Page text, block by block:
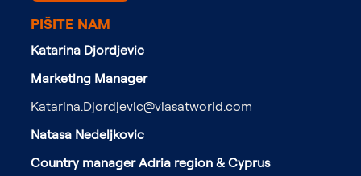
PIŠITE NAM
Katarina Djordjevic
Marketing Manager
Katarina.Djordjevic@viasatworld.com
Natasa Nedeljkovic
Country manager Adria region & Cyprus